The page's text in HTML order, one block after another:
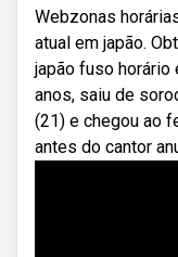
Webzonas
atual em japão.
japão fuso horário
anos, saiu de
(21) e chegou ao
antes do cantor